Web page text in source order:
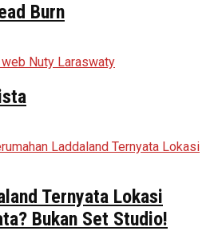
Burn
Ternyata Lokasi
Bukan Set Studio!